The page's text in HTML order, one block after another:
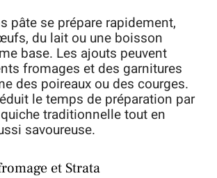
pâte se prépare rapidement,
du lait ou une boisson
base. Les ajouts peuvent
fromages et des garnitures
des poireaux ou des courges.
le temps de préparation par
traditionnelle tout en
savoureuse.
et Strata